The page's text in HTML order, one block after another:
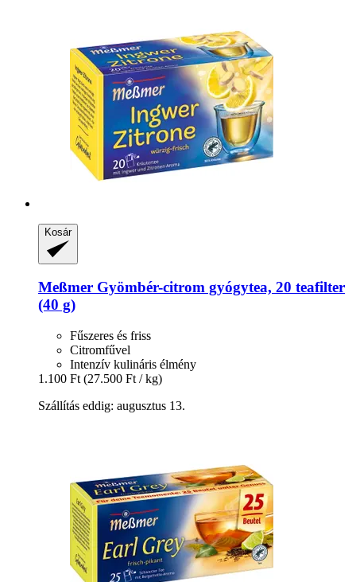
Kosár
Meßmer Gyömbér-​citrom gyógytea, 20 teafilter
(40 g)
Fűszeres és friss
Citromfűvel
Intenzív kulináris élmény
1.100 Ft (27.500 Ft / kg)
Szállítás eddig: augusztus 13.